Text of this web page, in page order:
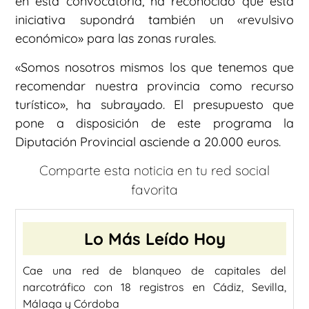
iniciativa supondrá también un «revulsivo
económico» para las zonas rurales.
«Somos nosotros mismos los que tenemos que
recomendar nuestra provincia como recurso
turístico», ha subrayado. El presupuesto que
pone a disposición de este programa la
Diputación Provincial asciende a 20.000 euros.
Comparte esta noticia en tu red social
favorita
Lo Más Leído Hoy
Cae una red de blanqueo de capitales del
narcotráfico con 18 registros en Cádiz, Sevilla,
Málaga y Córdoba